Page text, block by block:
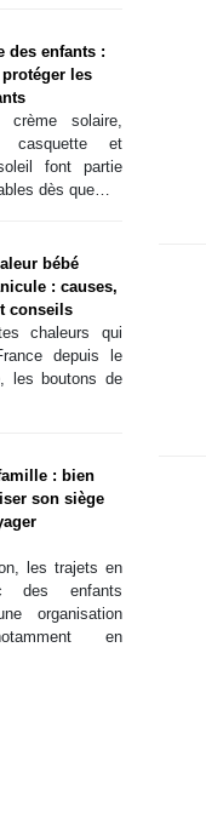
des enfants :
les
crème solaire,
casquette et
font partie
dès que…
bébé
: causes,
conseils
chaleurs qui
depuis le
les boutons de
: bien
son siège
les trajets en
des enfants
organisation
en